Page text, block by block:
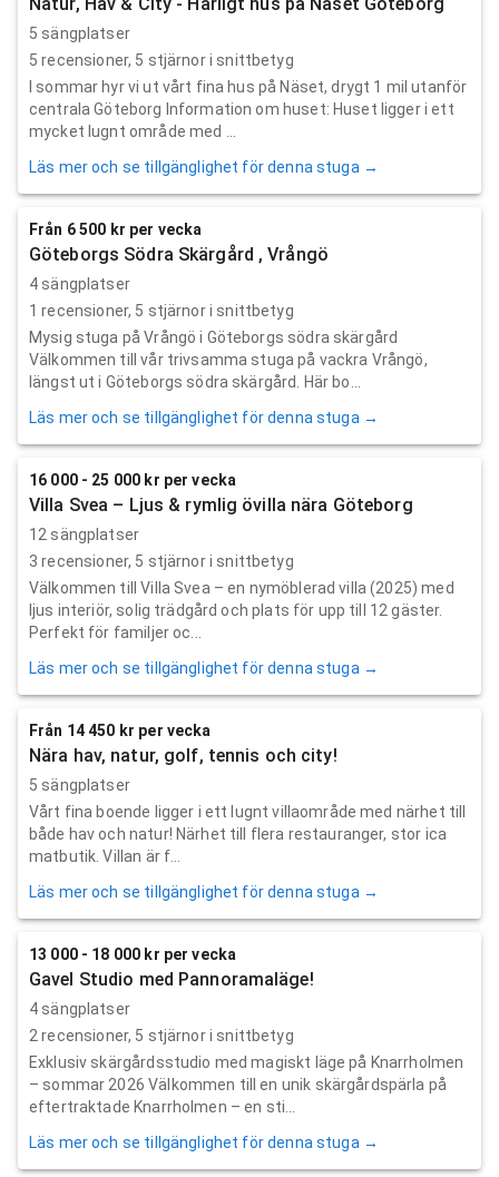
5 sängplatser
5 recensioner, 5 stjärnor i snittbetyg
I sommar hyr vi ut vårt fina hus på Näset, drygt 1 mil utanför
centrala Göteborg Information om huset: Huset ligger i ett
mycket lugnt område med ...
Läs mer och se tillgänglighet för denna stuga →
Från 6 500 kr per vecka
Göteborgs Södra Skärgård , Vrångö
4 sängplatser
1 recensioner, 5 stjärnor i snittbetyg
Mysig stuga på Vrångö i Göteborgs södra skärgård
Välkommen till vår trivsamma stuga på vackra Vrångö,
längst ut i Göteborgs södra skärgård. Här bo...
Läs mer och se tillgänglighet för denna stuga →
16 000 - 25 000 kr per vecka
Villa Svea – Ljus & rymlig övilla nära Göteborg
12 sängplatser
3 recensioner, 5 stjärnor i snittbetyg
Välkommen till Villa Svea – en nymöblerad villa (2025) med
ljus interiör, solig trädgård och plats för upp till 12 gäster.
Perfekt för familjer oc...
Läs mer och se tillgänglighet för denna stuga →
Från 14 450 kr per vecka
Nära hav, natur, golf, tennis och city!
5 sängplatser
Vårt fina boende ligger i ett lugnt villaområde med närhet till
både hav och natur! Närhet till flera restauranger, stor ica
matbutik. Villan är f...
Läs mer och se tillgänglighet för denna stuga →
13 000 - 18 000 kr per vecka
Gavel Studio med Pannoramaläge!
4 sängplatser
2 recensioner, 5 stjärnor i snittbetyg
Exklusiv skärgårdsstudio med magiskt läge på Knarrholmen
– sommar 2026 Välkommen till en unik skärgårdspärla på
eftertraktade Knarrholmen – en sti...
Läs mer och se tillgänglighet för denna stuga →